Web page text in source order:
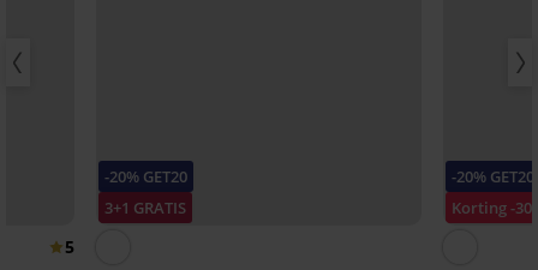
5
-20% GET20
3+1 GRATIS
-20% GET20
Korting -